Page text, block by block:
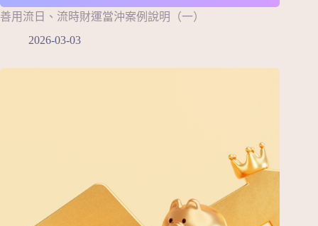
善用流日、流時財運當沖案例說明（一）
2026-03-03